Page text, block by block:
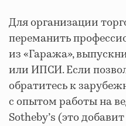
Для организации
переманить
из «Гаража»,
или ИПСИ. Если
обратитесь к
с опытом работы на
Sotheby’s (это